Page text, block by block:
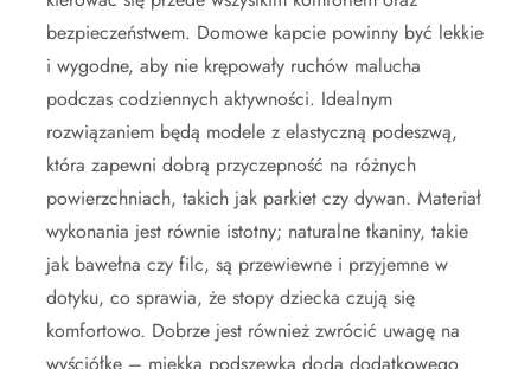
bezpieczeństwem. Domowe kapcie powinny być lekkie
i wygodne, aby nie krępowały ruchów malucha
podczas codziennych aktywności. Idealnym
rozwiązaniem będą modele z elastyczną podeszwą,
która zapewni dobrą przyczepność na różnych
powierzchniach, takich jak parkiet czy dywan. Materiał
wykonania jest równie istotny; naturalne tkaniny, takie
jak bawełna czy filc, są przewiewne i przyjemne w
dotyku, co sprawia, że stopy dziecka czują się
komfortowo. Dobrze jest również zwrócić uwagę na
wyściółkę – miękka podszewka doda dodatkowego